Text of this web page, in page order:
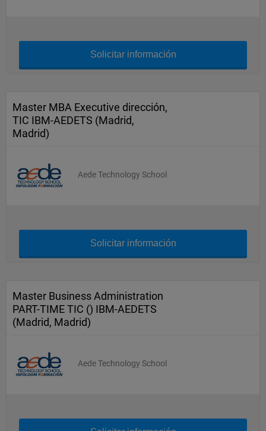
Solicitar información
Master MBA Executive dirección,
TIC IBM-AEDETS (Madrid,
Madrid)
Aede Technology School
Solicitar información
Master Business Administration
PART-TIME TIC () IBM-AEDETS
(Madrid, Madrid)
Aede Technology School